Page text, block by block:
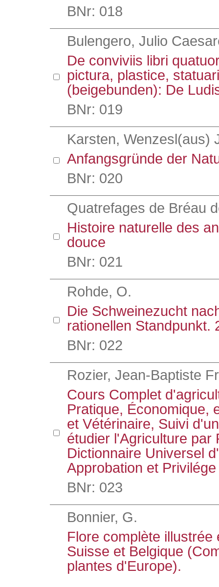
BNr: 018
Bulengero, Julio
De conviviis libri
pictura, plastice,
(beigebunden): De
BNr: 019
Karsten, Wenzesl(aus)
Anfangsgründe der
BNr: 020
Quatrefages de Bréau
Histoire naturelle des
douce
BNr: 021
Rohde, O.
Die Schweinezucht
rationellen Standpunkt.
BNr: 022
Rozier, Jean-Baptiste
Cours Complet
Pratique, Économique,
et Vétérinaire, Suivi
étudier l'Agriculture par
Dictionnaire Universel
Approbation et
BNr: 023
Bonnier, G.
Flore complète
Suisse et Belgique
plantes d'Europe).